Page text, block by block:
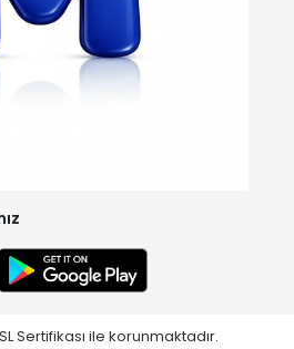
Sertifikası ile korunmaktadır.